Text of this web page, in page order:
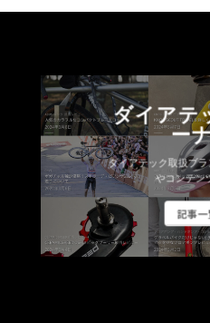
ダイアテ
ー
ダイアテック取扱ブ
やコンテン
記事